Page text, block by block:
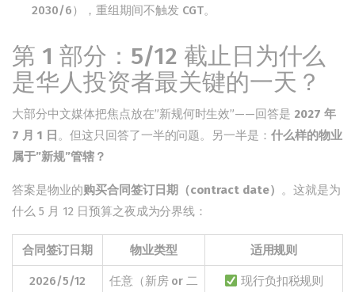
2030/6），重组期间不触发 CGT。
第 1 部分：5/12 截止日为什么
是华人投资者最关键的一天？
大部分中文媒体把焦点放在”新规何时生效”——回答是 2027 年
7 月 1 日 。但这只回答了一半的问题。另一半是：什么样的物业
属于”新规”管辖？
答案是物业的购买合同签订日期（contract date） 。这就是为
什么 5 月 12 日预算之夜成为分界线：
合同签订日期 物业类型 适用规则
2026/5/12
任意（新房 or 二
现行负扣税规则